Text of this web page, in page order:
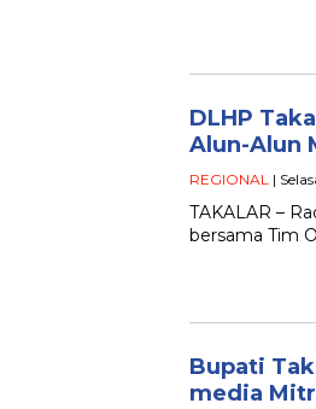
DLHP
Alun-Alun
REGIONAL |
TAKALAR –
bersama Tim
Bupati
media